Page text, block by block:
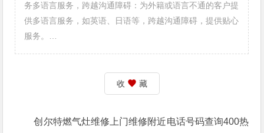
务多语言服务，跨越沟通障碍：为外籍或语言不通的客户提
供多语言服务，如英语、日语等，跨越沟通障碍，提供贴心
服务。…
收 藏
创尔特燃气灶维修上门维修附近电话号码查询400热